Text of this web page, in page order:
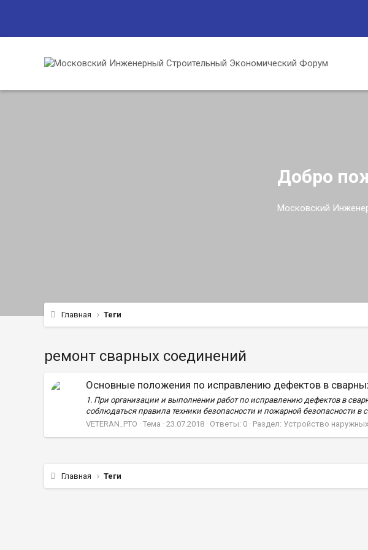
Добро
Московский
Главная Теги
ремонт сварных соединений
Основные положения по исправлению дефектов в
1. При организации и выполнении работ по исправлению дефектов в
соблюдаться правила техники безопасности и пожарной безопасности в
VETERAN_PTO
Тема 23.07.2018 Ответы: 0 Раздел: Устройство
Главная Теги